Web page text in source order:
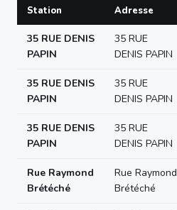
Station Adresse
35 RUE DENIS
PAPIN
35 RUE
DENIS PAPIN
35 RUE DENIS
PAPIN
35 RUE
DENIS PAPIN
35 RUE DENIS
PAPIN
35 RUE
DENIS PAPIN
Rue Raymond
Brétéché
Rue Raymond
Brétéché